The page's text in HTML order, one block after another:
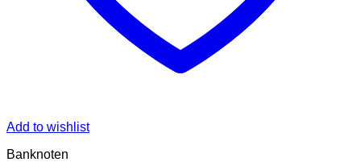
Add to wishlist
Banknoten